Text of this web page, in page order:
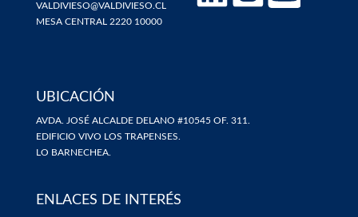
VALDIVIESO@VALDIVIESO.CL
MESA CENTRAL 2220 10000
UBICACIÓN
AVDA. JOSÉ ALCALDE DELANO #10545 OF. 311.
EDIFICIO VIVO LOS TRAPENSES.
LO BARNECHEA.
ENLACES DE INTERÉS